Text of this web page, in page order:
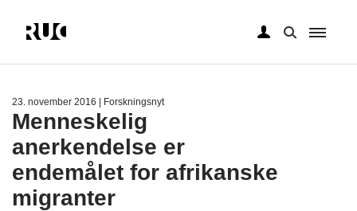
23. november 2016 | Forskningsnyt
Menneskelig
anerkendelse er
endemålet for afrikanske
migranter